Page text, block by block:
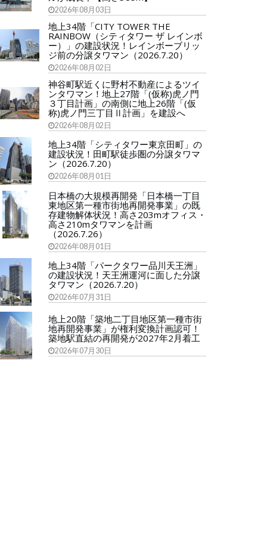
2026年08月03日
地上34階「CITY TOWER THE
RAINBOW（シティタワー ザ レインボ
ー）」の建設状況！レインボーブリッ
ジ前の分譲タワマン（2026.7.20）
2026年08月02日
神谷町駅近くに野村不動産によるツイ
ンタワマン！地上27階「(仮称)虎ノ門
３丁目計画」の南側に地上26階「(仮
称)虎ノ門三丁目Ⅱ計画」を建設へ
2026年08月02日
地上34階「シティタワー東京田町」の
建設状況！田町駅徒歩圏の分譲タワマ
ン（2026.7.20）
2026年08月01日
日本橋の大規模再開発「日本橋一丁目
東地区第一種市街地再開発事業」の既
存建物解体状況！高さ203mオフィス・
高さ210mタワマンを計画
（2026.7.26）
2026年08月01日
地上34階「パークタワー品川天王洲」
の建設状況！天王洲運河に面した分譲
タワマン（2026.7.20）
2026年07月31日
地上20階「築地二丁目地区第一種市街
地再開発事業」が権利変換計画認可！
築地駅直結の再開発が2027年2月着工
2026年07月30日